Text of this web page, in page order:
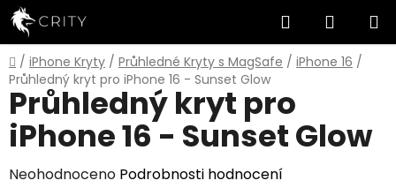
Přejít
na
obsah
Hledat
KOŠÍK
Domů
/ iPhone Kryty / Průhledné Kryty s MagSafe / iPhone 16 /
Průhledný kryt pro iPhone 16 - Sunset Glow
Průhledný kryt pro
iPhone 16 - Sunset Glow
Průměrné
Neohodnoceno Podrobnosti hodnocení